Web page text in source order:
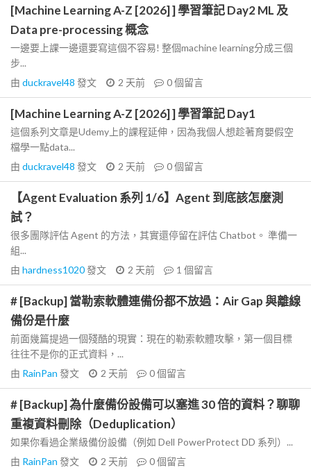
[Machine Learning A-Z [2026] ] 學習筆記 Day2 ML 及
Data pre-processing 概念
一邊要上課一邊還要寫這個不容易! 整個machine learning分成三個
步...
由 duckravel48 發文 2 天前 0個留言
[Machine Learning A-Z [2026] ] 學習筆記 Day1
這個系列文章是Udemy上的課程延伸，因為我個人想趁著育嬰假空
檔學一點data...
由 duckravel48 發文 2 天前 0個留言
【Agent Evaluation 系列 1/6】Agent 到底該怎麼測
試？
很多團隊評估 Agent 的方法，其實還停留在評估 Chatbot。 準備一
組...
由 hardness1020發文 2 天前 1 個留言
# [Backup] 當勒索軟體連備份都不放過：Air Gap 與離線
備份是什麼
前面幾篇提過一個殘酷的現實：現在的勒索軟體攻擊，第一個目標
往往不是你的正式資料，...
由 RainPan 發文 2 天前 0個留言
# [Backup] 為什麼備份設備可以塞進 30 倍的資料？聊聊
重複資料刪除（Deduplication）
如果你看過企業級備份設備（例如 Dell PowerProtect DD 系列）...
由 RainPan 發文 2 天前 0個留言